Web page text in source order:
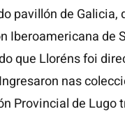
pavillón de Galicia,
Iberoamericana de
que Lloréns foi
nas
Provincial de Lugo